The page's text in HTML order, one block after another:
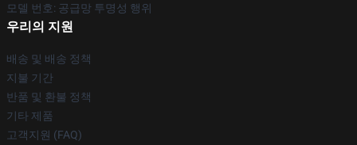
모델 번호: 공급망 투명성 행위
우리의 지원
배송 및 배송 정책
지불 기간
반품 및 환불 정책
기타 제품
고객지원 (FAQ)